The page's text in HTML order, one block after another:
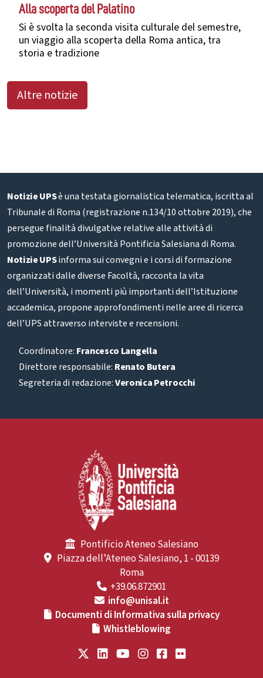
Alla scoperta del Palatino
Si è svolta la seconda visita culturale del semestre,
un viaggio alla scoperta della Roma antica, tra
storia e tradizione
Altre notizie
Notizie UPSè una testata giornalistica telematica, iscritta al
Tribunale di Roma (registrazione n.134/10 ottobre 2019), che
persegue finalità divulgative relative alle attività di
promozione dell’Università Pontificia Salesiana di Roma.
Notizie UPSinforma sui convegni e i corsi di formazione
organizzati dalle diverse Facoltà, racconta la vita
dell’Università, i momenti più importanti dell’Istituzione
accademica, propone approfondimenti nelle aree di ricerca
dell’UPS attraverso interviste e recensioni.
Coordinatore: Francesco Langella
Direttore responsabile: Renato Butera
Segreteria di redazione:Veronica Petrocchi
Pontificio Ateneo Salesiano
Piazza dell’Ateneo Salesiano, 1 - 00139
Roma
+39.06.872901
info@unisal.it
Documenti di Informativa sulla privacy
Whistleblowing